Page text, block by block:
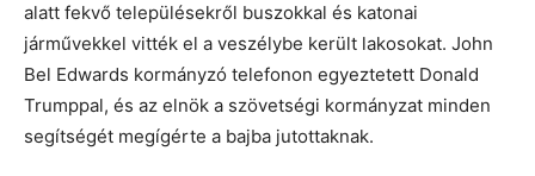
alatt fekvő településekről buszokkal és katonai
járművekkel vitték el a veszélybe került lakosokat. John
Bel Edwards kormányzó telefonon egyeztetett Donald
Trumppal, és az elnök a szövetségi kormányzat minden
segítségét megígérte a bajba jutottaknak.